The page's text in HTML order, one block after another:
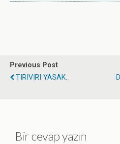
Previous Post
TIRIVIRI YASAK..
Bir cevap yazın